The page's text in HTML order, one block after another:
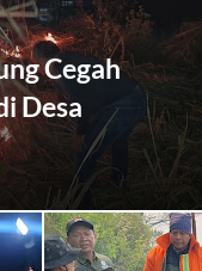
Cegah
Desa